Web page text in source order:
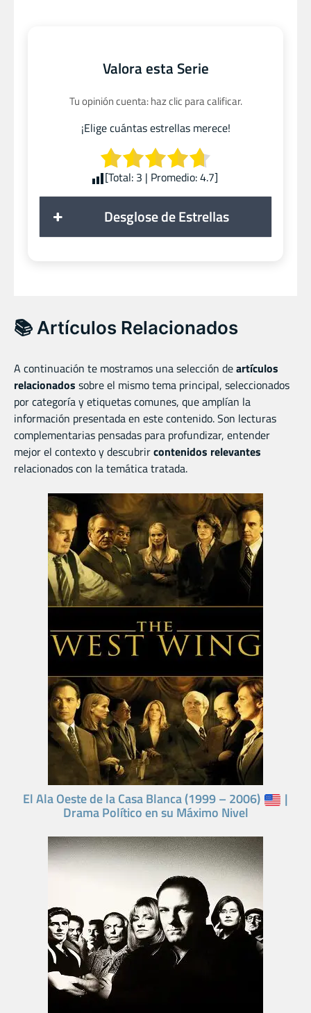
Valora esta Serie
Tu opinión cuenta: haz clic para calificar.
¡Elige cuántas estrellas merece!
[Total: 3 | Promedio:4.7]
Desglose de Estrellas
📚 Artículos Relacionados
A continuación te mostramos una selección deartículos
relacionados sobre el mismo tema principal, seleccionados
por categoría y etiquetas comunes, que amplían la
información presentada en este contenido. Son lecturas
complementarias pensadas para profundizar, entender
mejor el contexto y descubrircontenidos relevantes
relacionados con la temática tratada.
El Ala Oeste de la Casa Blanca (1999 – 2006) |
Drama Político en su Máximo Nivel